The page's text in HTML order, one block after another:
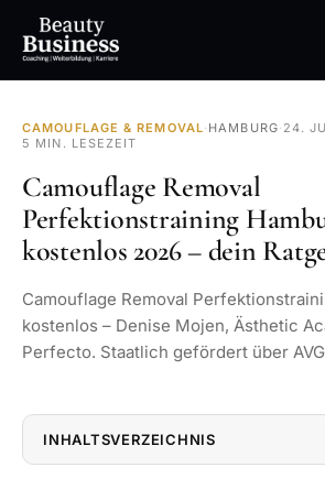
CAMOUFLAGE & REMOVAL· HAMBURG· 24.
5 MIN. LESEZEIT
Camouflage Removal
Perfektionstraining
kostenlos 2026 – dein
Camouflage Removal
kostenlos – Denise Mojen, Ästhetic
Perfecto. Staatlich gefördert über
INHALTSVERZEICHNIS